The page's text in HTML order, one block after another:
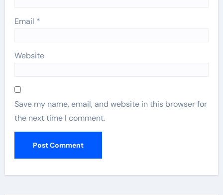
Email *
Website
Save my name, email, and website in this browser for
the next time I comment.